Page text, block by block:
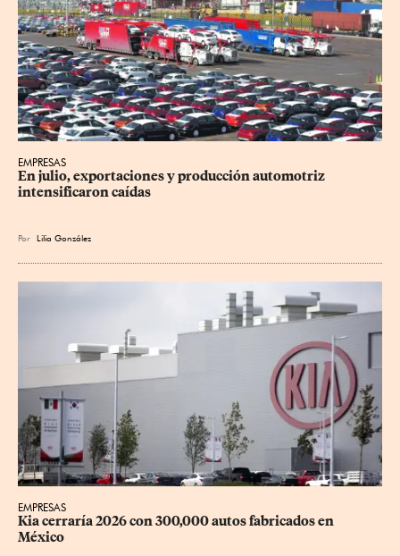
EMPRESAS
En julio, exportaciones y producción automotriz
intensificaron caídas
Por Lilia González
EMPRESAS
Kia cerraría 2026 con 300,000 autos fabricados en
México